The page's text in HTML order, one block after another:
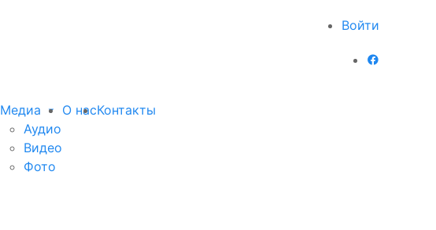
Войти
Медиа
Аудио
Видео
Фото
О насКонтакты